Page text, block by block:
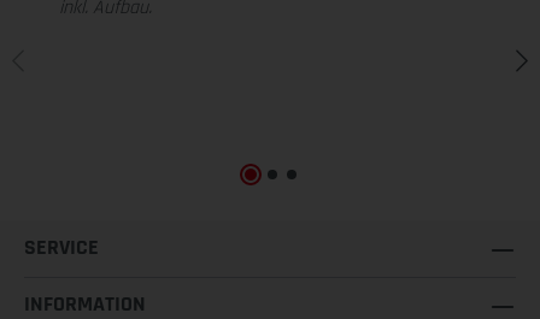
inkl. Aufbau.
SERVICE
INFORMATION